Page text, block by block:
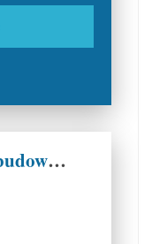
Główny Specjalista ds. budowy / Inżynier Budowy ds. elektrycznych (k/m/n)